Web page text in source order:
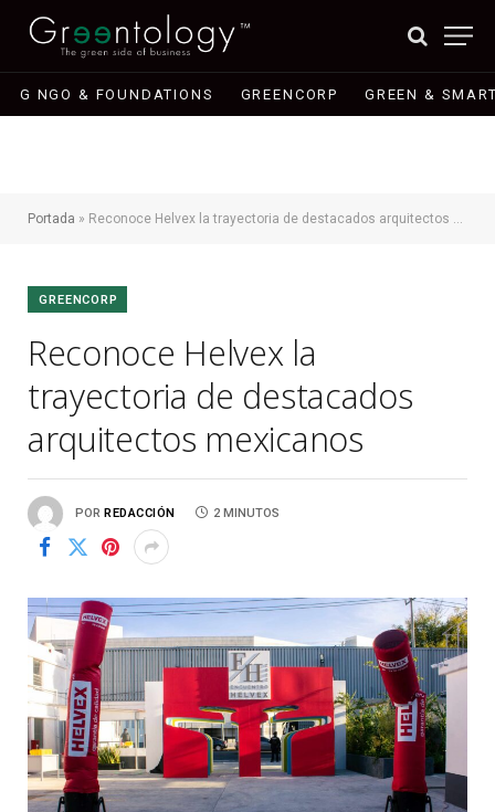
G NGO & FOUNDATIONS GREENCORP GREEN &
Portada » Reconoce Helvex la trayectoria de destacados arquitectos mexicanos
GREENCORP
Reconoce Helvex la
trayectoria de destacados
arquitectos mexicanos
POR REDACCIÓN 2 MINUTOS